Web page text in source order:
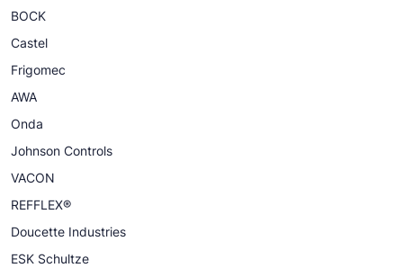
BOCK
Castel
Frigomec
AWA
Onda
Johnson Controls
VACON
REFFLEX®
Doucette Industries
ESK Schultze